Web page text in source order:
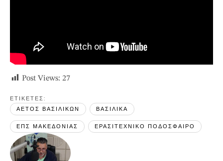
Post Views: 27
ΕΤΙΚΕΤΕΣ:
ΑΕΤΟΣ ΒΑΣΙΛΙΚΩΝ
ΒΑΣΙΛΙΚΑ
ΕΠΣ ΜΑΚΕΔΟΝΙΑΣ ΕΡΑΣΙΤΕΧΝΙΚΟ ΠΟΔΟΣΦΑΙΡΟ